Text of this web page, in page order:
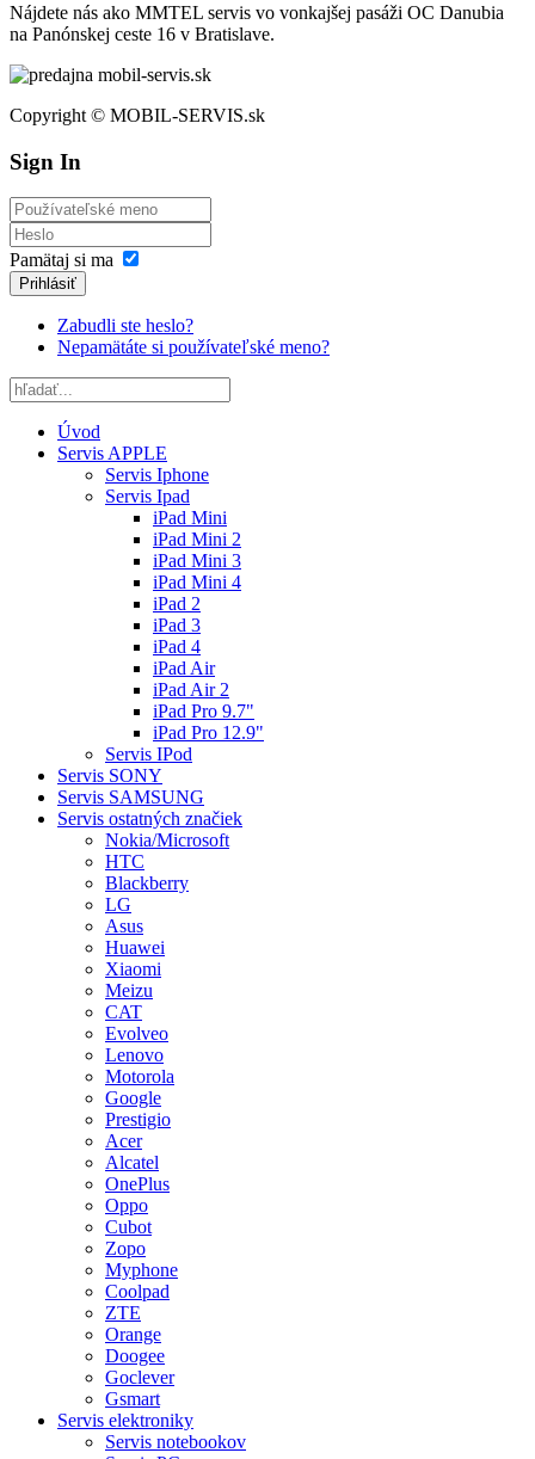
Nájdete nás ako MMTEL servis vo vonkajšej pasáži OC Danubia
na Panónskej ceste 16 v Bratislave.
Copyright © MOBIL-SERVIS.sk
Sign In
Pamätaj si ma
Prihlásiť
Zabudli ste heslo?
Nepamätáte si používateľské meno?
Úvod
Servis APPLE
Servis Iphone
Servis Ipad
iPad Mini
iPad Mini 2
iPad Mini 3
iPad Mini 4
iPad 2
iPad 3
iPad 4
iPad Air
iPad Air 2
iPad Pro 9.7"
iPad Pro 12.9"
Servis IPod
Servis SONY
Servis SAMSUNG
Servis ostatných značiek
Nokia/Microsoft
HTC
Blackberry
LG
Asus
Huawei
Xiaomi
Meizu
CAT
Evolveo
Lenovo
Motorola
Google
Prestigio
Acer
Alcatel
OnePlus
Oppo
Cubot
Zopo
Myphone
Coolpad
ZTE
Orange
Doogee
Goclever
Gsmart
Servis elektroniky
Servis notebookov